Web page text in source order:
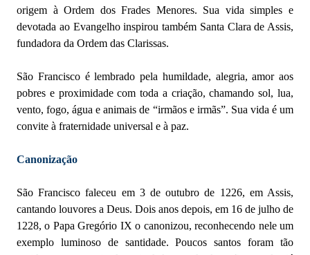
origem à Ordem dos Frades Menores. Sua vida simples e
devotada ao Evangelho inspirou também Santa Clara de Assis,
fundadora da Ordem das Clarissas.
São Francisco é lembrado pela humildade, alegria, amor aos
pobres e proximidade com toda a criação, chamando sol, lua,
vento, fogo, água e animais de “irmãos e irmãs”. Sua vida é um
convite à fraternidade universal e à paz.
Canonização
São Francisco faleceu em 3 de outubro de 1226, em Assis,
cantando louvores a Deus. Dois anos depois, em 16 de julho de
1228, o Papa Gregório IX o canonizou, reconhecendo nele um
exemplo luminoso de santidade. Poucos santos foram tão